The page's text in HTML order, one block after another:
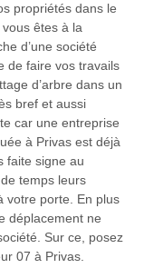
propriétés dans le
êtes à la
d’une société
de faire vos travails
d’arbre dans un
bref et aussi
car une entreprise
à Privas est déjà
faite signe au
temps leurs
votre porte. En plus
déplacement ne
Sur ce, posez
07 à Privas.